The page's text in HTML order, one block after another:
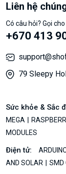
Liên hệ
Có câu hỏi? Gọi
+670 413
79 Sleepy
Sức khỏe & Sắc
MEGA
MODULES
Điện tử:
AND SOLAR
SMD